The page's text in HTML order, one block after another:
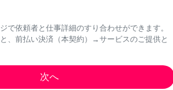
で依頼者と仕事詳細のすり合わせができます。
、前払い決済（本契約）→サービスのご提供と